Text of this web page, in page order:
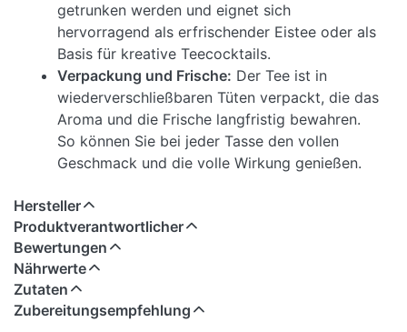
getrunken werden und eignet sich
hervorragend als erfrischender Eistee oder als
Basis für kreative Teecocktails.
Verpackung und Frische: Der Tee ist in
wiederverschließbaren Tüten verpackt, die das
Aroma und die Frische langfristig bewahren.
So können Sie bei jeder Tasse den vollen
Geschmack und die volle Wirkung genießen.
Hersteller
Produktverantwortlicher
Bewertungen
Nährwerte
Zutaten
Zubereitungsempfehlung